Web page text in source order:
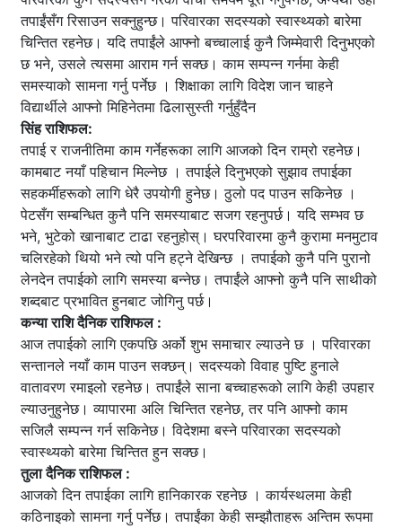
तपाईंसँग रिसाउन सक्नुहुन्छ। परिवारका सदस्यको स्वास्थ्यको बारेमा
चिन्तित रहनेछ। यदि तपाईंले आफ्नो बच्चालाई कुनै जिम्मेवारी दिनुभएको
छ भने, उसले त्यसमा आराम गर्न सक्छ। काम सम्पन्न गर्नमा केही
समस्याको सामना गर्नु पर्नेछ । शिक्षाका लागि विदेश जान चाहने
विद्यार्थीले आफ्नो मिहिनेतमा ढिलासुस्ती गर्नुहुँदैन
सिंह राशिफल:
तपाई र राजनीतिमा काम गर्नेहरूका लागि आजको दिन राम्रो रहनेछ।
कामबाट नयाँ पहिचान मिल्नेछ । तपाईले दिनुभएको सुझाव तपाईका
सहकर्मीहरूको लागि धेरै उपयोगी हुनेछ। ठुलो पद पाउन सकिनेछ ।
पेटसँग सम्बन्धित कुनै पनि समस्याबाट सजग रहनुपर्छ। यदि सम्भव छ
भने, भुटेको खानाबाट टाढा रहनुहोस्। घरपरिवारमा कुनै कुरामा मनमुटाव
चलिरहेको थियो भने त्यो पनि हट्ने देखिन्छ । तपाईको कुनै पनि पुरानो
लेनदेन तपाईको लागि समस्या बन्नेछ। तपाईंले आफ्नो कुनै पनि साथीको
शब्दबाट प्रभावित हुनबाट जोगिनु पर्छ।
कन्या राशि दैनिक राशिफल :
आज तपाईको लागि एकपछि अर्को शुभ समाचार ल्याउने छ । परिवारका
सन्तानले नयाँ काम पाउन सक्छन्। सदस्यको विवाह पुष्टि हुनाले
वातावरण रमाइलो रहनेछ। तपाईंले साना बच्चाहरूको लागि केही उपहार
ल्याउनुहुनेछ। व्यापारमा अलि चिन्तित रहनेछ, तर पनि आफ्नो काम
सजिलै सम्पन्न गर्न सकिनेछ। विदेशमा बस्ने परिवारका सदस्यको
स्वास्थ्यको बारेमा चिन्तित हुन सक्छ।
तुला दैनिक राशिफल :
आजको दिन तपाईका लागि हानिकारक रहनेछ । कार्यस्थलमा केही
कठिनाइको सामना गर्नु पर्नेछ। तपाईंका केही सम्झौताहरू अन्तिम रूपमा